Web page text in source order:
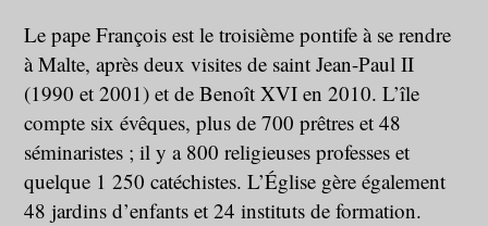
Le pape François est le troisième pontife à se rendre
à Malte, après deux visites de saint Jean-Paul II
(1990 et 2001) et de Benoît XVI en 2010. L’île
compte six évêques, plus de 700 prêtres et 48
séminaristes ; il y a 800 religieuses professes et
quelque 1 250 catéchistes. L’Église gère également
48 jardins d’enfants et 24 instituts de formation.